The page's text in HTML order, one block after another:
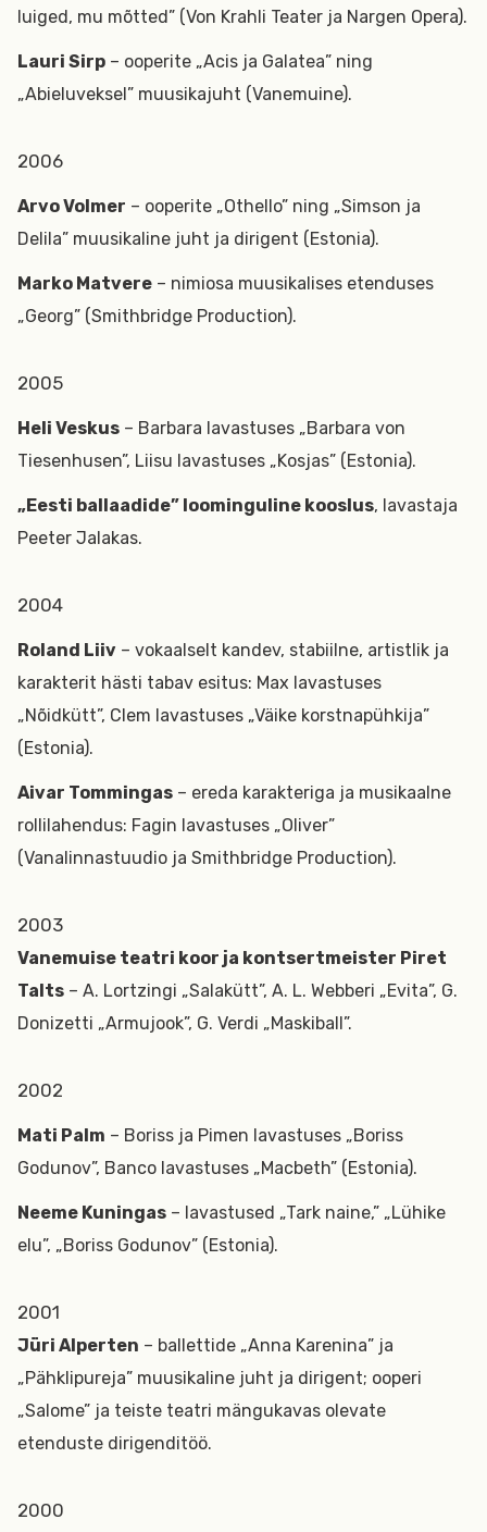
luiged, mu mõtted” (Von Krahli Teater ja Nargen Opera).
Lauri Sirp – ooperite „Acis ja Galatea” ning
„Abieluveksel” muusikajuht (Vanemuine).
2006
Arvo Volmer – ooperite „Othello” ning „Simson ja
Delila” muusikaline juht ja dirigent (Estonia).
Marko Matvere – nimiosa muusikalises etenduses
„Georg” (Smithbridge Production).
2005
Heli Veskus – Barbara lavastuses „Barbara von
Tiesenhusen”, Liisu lavastuses „Kosjas” (Estonia).
„Eesti ballaadide” loominguline kooslus, lavastaja
Peeter Jalakas.
2004
Roland Liiv – vokaalselt kandev, stabiilne, artistlik ja
karakterit hästi tabav esitus: Max lavastuses
„Nõidkütt”, Clem lavastuses „Väike korstnapühkija”
(Estonia).
Aivar Tommingas – ereda karakteriga ja musikaalne
rollilahendus: Fagin lavastuses „Oliver”
(Vanalinnastuudio ja Smithbridge Production).
2003
Vanemuise teatri koor ja kontsertmeister Piret
Talts – A. Lortzingi „Salakütt”, A. L. Webberi „Evita”, G.
Donizetti „Armujook”, G. Verdi „Maskiball”.
2002
Mati Palm – Boriss ja Pimen lavastuses „Boriss
Godunov”, Banco lavastuses „Macbeth” (Estonia).
Neeme Kuningas – lavastused „Tark naine,” „Lühike
elu”, „Boriss Godunov” (Estonia).
2001
Jüri Alperten – ballettide „Anna Karenina” ja
„Pähklipureja” muusikaline juht ja dirigent; ooperi
„Salome” ja teiste teatri mängukavas olevate
etenduste dirigenditöö.
2000